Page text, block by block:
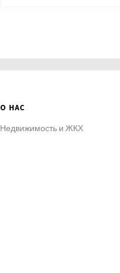
О НАС
Недвижимость и ЖКХ